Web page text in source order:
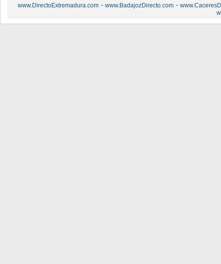
www.DirectoExtremadura.com - www.BadajozDirecto.com -